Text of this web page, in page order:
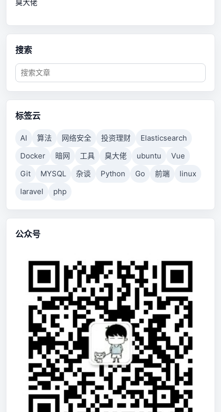
臭大佬
搜索
标签云
AI 算法 网络安全 投资理财
Elasticsearch
Docker
暗网 工具 臭大佬 ubuntu
Vue
Git
MYSQL 杂谈 Python Go 前端
linux
laravel
php
公众号